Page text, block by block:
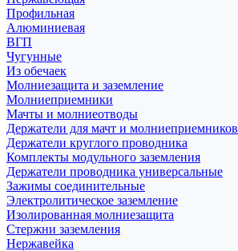
Профильная
Алюминиевая
ВГП
Чугунные
Из обечаек
Молниезащита и заземление
Молниеприемники
Мачты и молниеотводы
Держатели для мачт и молниеприемников
Держатели круглого проводника
Комплекты модульного заземления
Держатели проводника универсальные
Зажимы соединительные
Электролитическое заземление
Изолированная молниезащита
Стержни заземления
Нержавейка